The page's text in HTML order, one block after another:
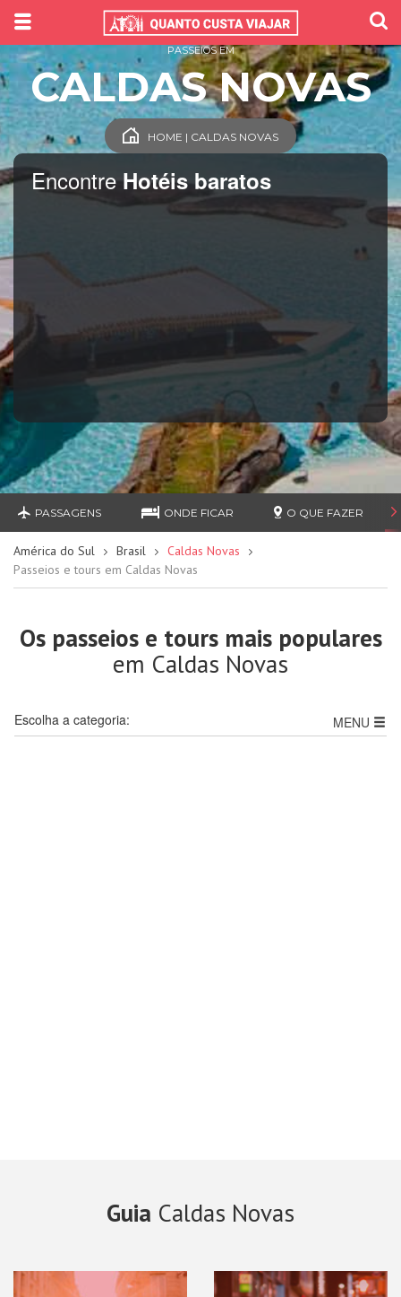
EncontreHotéis baratos
PASSEIOS EM
CALDAS NOVAS
HOME | CALDAS NOVAS
PASSAGENS ONDE FICAR O QUE FAZER
América do Sul Brasil
Caldas Novas
Passeios e tours em Caldas Novas
Os passeios e tours mais populares
em Caldas Novas
MENU
Escolha a categoria:
Guia Caldas Novas